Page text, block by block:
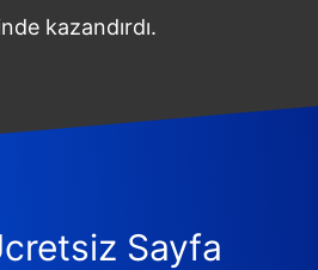
kazandırdı.
Sayfa